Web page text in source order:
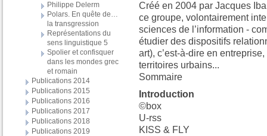
Philippe Delerm
Polars. En quête de…
la transgression
Représentations du
sens linguistique 5
Spolier et confisquer
dans les mondes grec
et romain
Publications 2014
Publications 2015
Publications 2016
Publications 2017
Publications 2018
Publications 2019
Créé en 2004 par Jacques
ce groupe, volontairement
sciences de l’information -
étudier des dispositifs
art), c’est-à-dire en
territoires urbains...
Sommaire
Introduction
©box
U-rss
KISS & FLY